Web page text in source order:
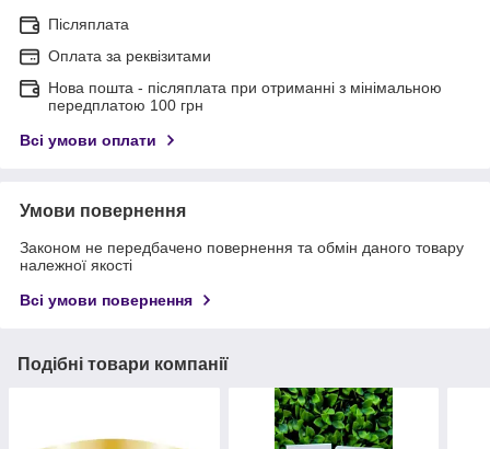
Післяплата
Оплата за реквізитами
Нова пошта - післяплата при отриманні з мінімальною
передплатою 100 грн
Всі умови оплати
Умови повернення
Законом не передбачено повернення та обмін даного товару
належної якості
Всі умови повернення
Подібні товари компанії